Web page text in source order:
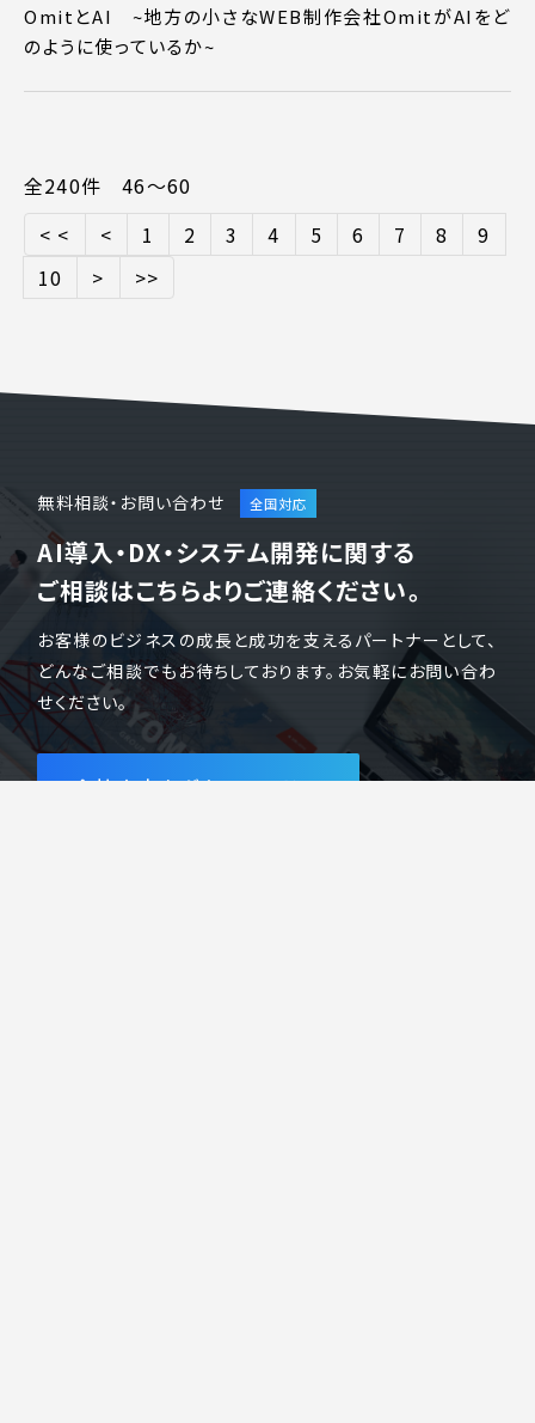
OmitとAI ~地方の小さなWEB制作会社OmitがAIをど
のように使っているか~
全240件 46〜60
< <
< 1 2 3 4 5 6 7 8
9
10
> >>
無料相談・お問い合わせ
AI導入・DX・システム開発に関する
ご相談はこちらよりご連絡ください。
お客様のビジネスの成長と成功を支えるパートナーとして、
どんなご相談でもお待ちしております。お気軽にお問い合わ
せください。
会社案内をダウンロード